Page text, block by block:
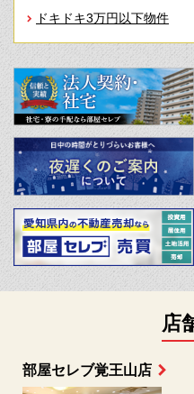
ドキドキ3万円以下物件
店
部屋セレブ上小田井店